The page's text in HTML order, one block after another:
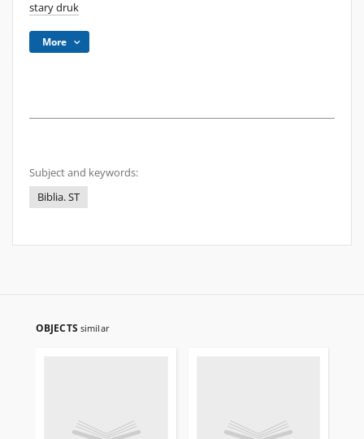
stary druk
More
Subject and keywords:
Biblia. ST
OBJECTS similar